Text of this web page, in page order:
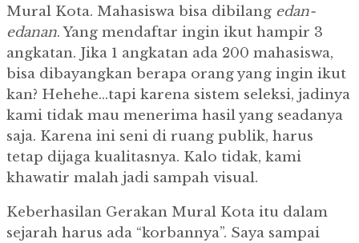
Mural Kota. Mahasiswa bisa dibilang edan-
edanan. Yang mendaftar ingin ikut hampir 3
angkatan. Jika 1 angkatan ada 200 mahasiswa,
bisa dibayangkan berapa orang yang ingin ikut
kan? Hehehe…tapi karena sistem seleksi, jadinya
kami tidak mau menerima hasil yang seadanya
saja. Karena ini seni di ruang publik, harus
tetap dijaga kualitasnya. Kalo tidak, kami
khawatir malah jadi sampah visual.
Keberhasilan Gerakan Mural Kota itu dalam
sejarah harus ada “korbannya”. Saya sampai